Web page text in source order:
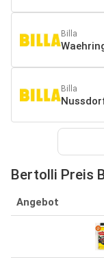
Billa
Billa
Bertolli Preis
Angebot